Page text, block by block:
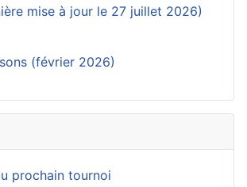
mise à jour le 27 juillet 2026)
(février 2026)
prochain tournoi